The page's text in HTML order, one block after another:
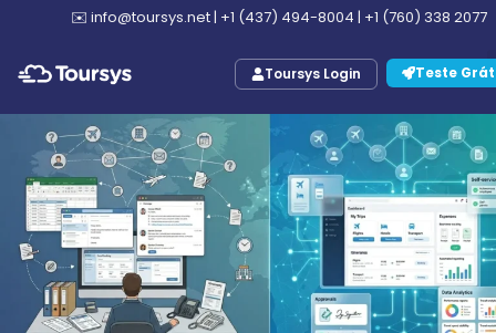
✉️ info@toursys.net| +1 (437) 494-8004 | +1 (760) 338 2077
Toursys Login Teste